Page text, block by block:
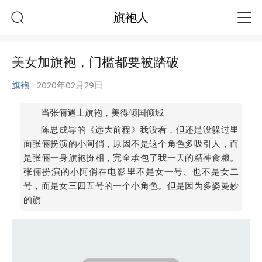
旗袍人
美女加旗袍，门槛都要被踏破
旗袍 2020年02月29日
当张俪遇上旗袍，美得倾国倾城
陈思成导的《远大前程》我没看，但还是没躲过里
面张俪扮演的小阿俏，原因不是这个角色多吸引人，而
是张俪一身旗袍扮相，完全承包了我一天的精神食粮。
张俪扮演的小阿俏在电影里不是女一号、也不是女二
号，而是女三四五号的一个小角色。但是因为多姿曼妙
的旗